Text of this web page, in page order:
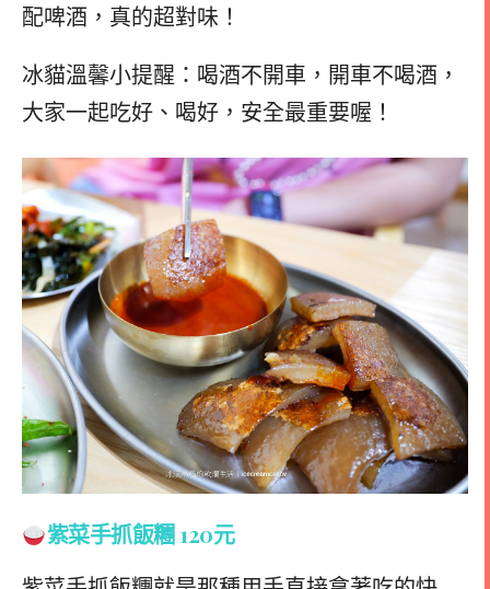
配啤酒，真的超對味！
冰貓溫馨小提醒：喝酒不開車，開車不喝酒，
大家一起吃好、喝好，安全最重要喔！
紫菜手抓飯糰 120元